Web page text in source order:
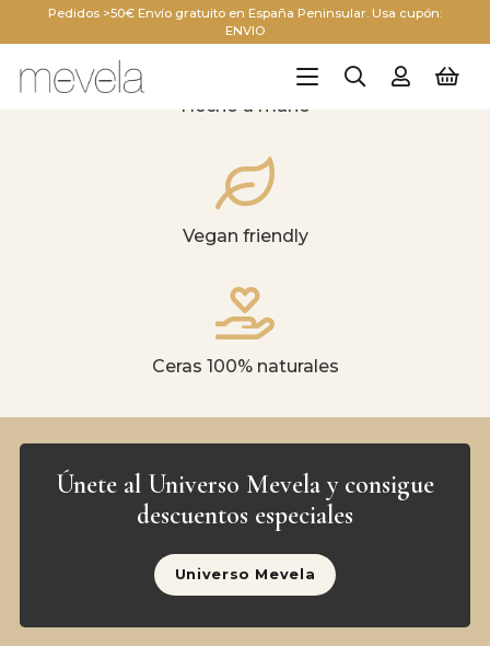
Pedidos >50€ Envío gratuito en España Peninsular. Usa cupón:
ENVIO
Hecho a mano
Vegan friendly
Ceras 100% naturales
Únete al Universo Mevela y consigue
descuentos especiales
Universo Mevela